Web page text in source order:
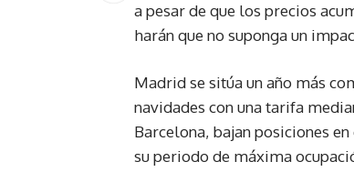
a pesar de que los precios
harán que no suponga un
Madrid se sitúa un año más
navidades con una tarifa
Barcelona, bajan posiciones
su periodo de máxima